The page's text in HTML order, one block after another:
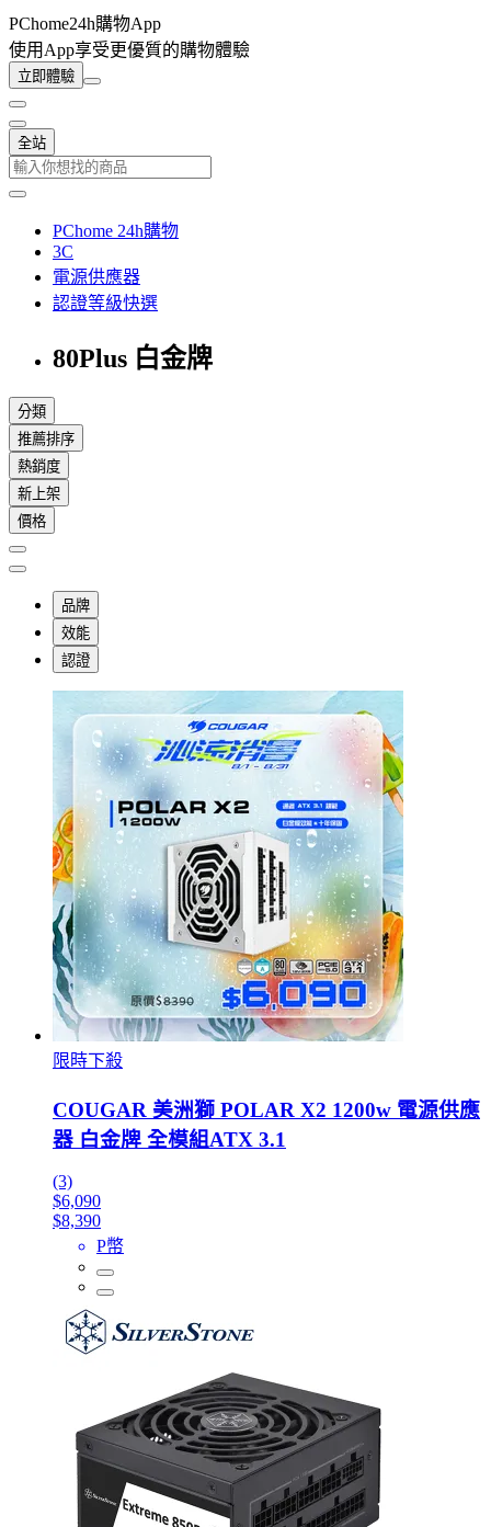
PChome24h購物App
使用App享受更優質的購物體驗
立即體驗
全站
PChome 24h購物
3C
電源供應器
認證等級快選
80Plus 白金牌
分類
推薦排序
熱銷度
新上架
價格
品牌
效能
認證
限時下殺
COUGAR 美洲獅 POLAR X2 1200w 電源供應
器 白金牌 全模組ATX 3.1
(3)
$6,090
$8,390
P幣